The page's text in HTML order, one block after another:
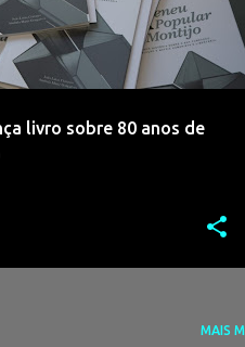
livro sobre 80 anos de
MAIS